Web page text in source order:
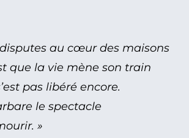
au cœur des maisons
que la vie mène son train
pas libéré encore.
le spectacle
»